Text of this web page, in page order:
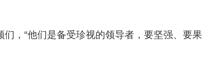
“他们是备受珍视的领导者，要坚强、要果